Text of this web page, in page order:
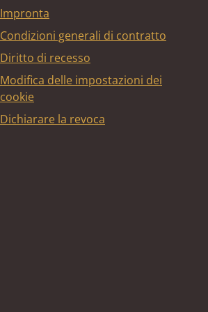
Impronta
Condizioni generali di contratto
Diritto di recesso
Modifica delle impostazioni dei
cookie
Dichiarare la revoca